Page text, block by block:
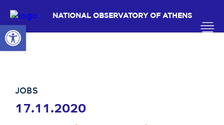
Open toolbar
NATIONAL OBSERVATORY OF ATHENS
JOBS
17.11.2020